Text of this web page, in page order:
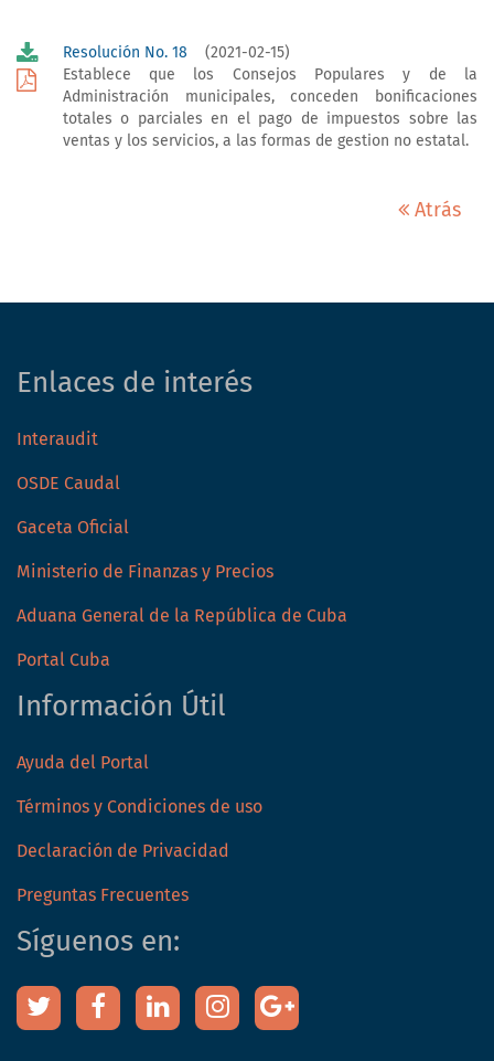
Resolución No. 18 (2021-02-15)
Establece que los Consejos Populares y de la
Administración municipales, conceden bonificaciones
totales o parciales en el pago de impuestos sobre las
ventas y los servicios, a las formas de gestion no estatal.
Atrás
Enlaces de interés
Interaudit
OSDE Caudal
Gaceta Oficial
Ministerio de Finanzas y Precios
Aduana General de la República de Cuba
Portal Cuba
Información Útil
Ayuda del Portal
Términos y Condiciones de uso
Declaración de Privacidad
Preguntas Frecuentes
Síguenos en: